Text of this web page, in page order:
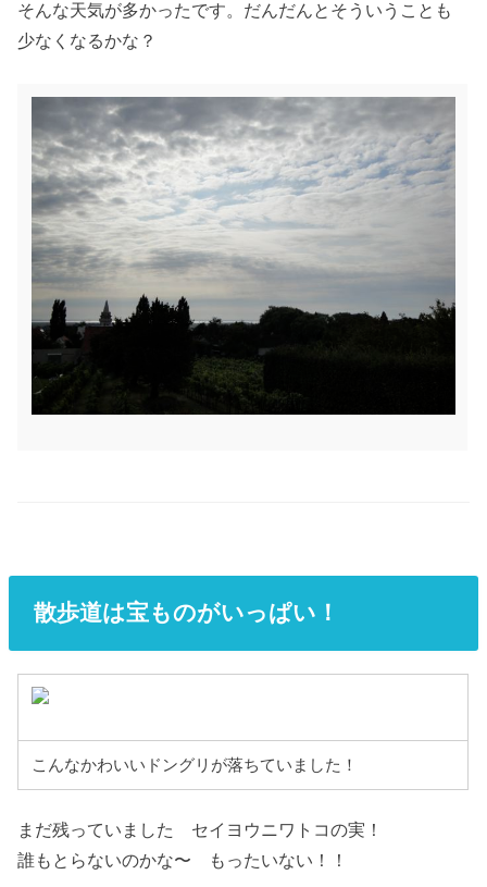
そんな天気が多かったです。だんだんとそういうことも
少なくなるかな？
散歩道は宝ものがいっぱい！
こんなかわいいドングリが落ちていました！
まだ残っていました セイヨウニワトコの実！
誰もとらないのかな〜 もったいない！！